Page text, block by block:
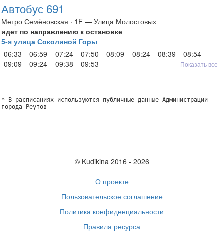
Автобус 691
Метро Семёновская · 1F — Улица Молостовых
идет по направлению к остановке
5-я улица Соколиной Горы
06:33
06:59 07:24 07:50 08:09 08:24 08:39
08:54
09:09
09:24 09:38 09:53 Показать все
* В расписаниях используются публичные данные Администрации
города Реутов
© Kudikina 2016 ‐ 2026
О проекте
Пользовательское соглашение
Политика конфиденциальности
Правила ресурса